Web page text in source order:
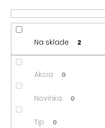
r
o
d
k
Abecedne
Na sklade 2
Akcia 0
Novinka 0
Tip 0